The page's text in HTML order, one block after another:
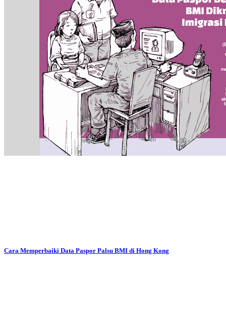
Cara Memperbaiki Data Paspor Palsu BMI di Hong Kong